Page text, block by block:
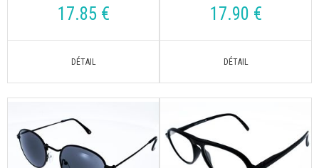
branches fléxibles
17.85 €
pour un look
tendance :
seulement 21 g
17.90 €